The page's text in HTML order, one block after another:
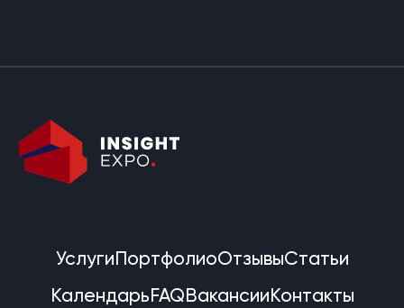
Услуги ПортфолиоОтзывыСтатьи
КалендарьFAQВакансииКонтакты